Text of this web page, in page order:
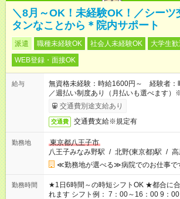
＼8月～OK！未経験OK！／シーツ
タンなことから＊院内サポート
派遣 職種未経験OK 社会人未経験OK 大学生歓
WEB登録・面接OK
給与
無資格未経験：時給1600円～ 経験者
／週払い制度あり（月払いも選べます）
了次第のお支払いとなります。
交通費別途支給あり
交通費 交通費支給※規定有
勤務地
東京都八王子市
八王子みなみ野駅 / 北野(東京都)駅 / 高
≪勤務地が選べる≫病院でのお仕事で
勤務時間
★1日6時間～の時短シフトOK ★都合に合わせてシフトが決めら
れます シフト例： 7：00～16：00 9：